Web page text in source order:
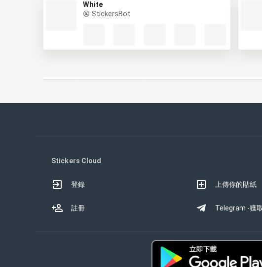
White
StickersBot
Stickers Cloud
登錄
註冊
上傳你的貼紙
Telegram -獲